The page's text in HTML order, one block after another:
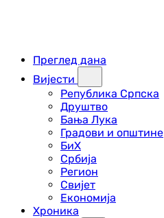
Преглед дана
Вијести
Република Српска
Друштво
Бања Лука
Градови и општине
БиХ
Србија
Регион
Свијет
Економија
Хроника